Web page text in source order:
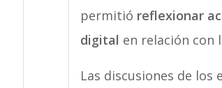
permitió reflexionar
digital en relación con
Las discusiones de